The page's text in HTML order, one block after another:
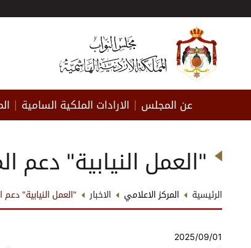
عن المجلس الارادات الملكية السامية
"العمل النيابية" دعم
الرئيسية المركز الاعلامي الاخبار "العمل النيابية"
2025/09/01